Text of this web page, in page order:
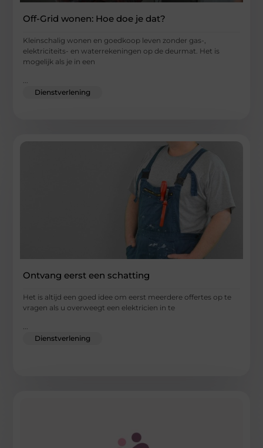
Off-Grid wonen: Hoe doe je dat?
Kleinschalig wonen en goedkoop leven zonder gas-,
elektriciteits- en waterrekeningen op de deurmat. Het is
mogelijk als je in een
...
Dienstverlening
Ontvang eerst een schatting
Het is altijd een goed idee om eerst meerdere offertes op te
vragen als u overweegt een elektricien in te
...
Dienstverlening